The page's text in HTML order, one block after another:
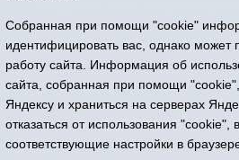
«Призыв»
Все права защищены © При
ссылка
Адрес редакции: 627250,
район, с. Юргинское, ул.
Телефон: 8(34543)2-46-89.
Галина Васильевна
Собранная при помощи "cookie"
идентифицировать вас, однако может
работу сайта. Информация об
сайта, собранная при помощи
Яндексу и храниться на серверах
отказаться от использования "cookie",
соответствующие настройки в